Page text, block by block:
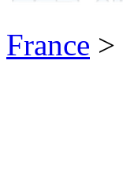
France >